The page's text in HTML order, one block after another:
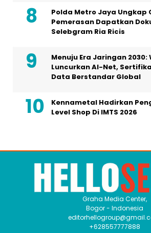
Polda Metro Jaya Ungkap
Pemerasan Dapatkan
Selebgram Ria Ricis
Menuju Era Jaringan 2030:
Luncurkan AI-Net,
Data Berstandar Global
Kennametal Hadirkan
Level Shop Di IMTS 2026
Graha Media Center,
Bogor - Indonesia
+628557777888